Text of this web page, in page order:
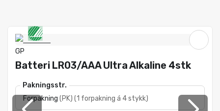
GP
Batteri LR03/AAA Ultra Alkaline 4stk
Pakningsstr.
Forpakning (PK) (1 forpakning á 4 stykk)